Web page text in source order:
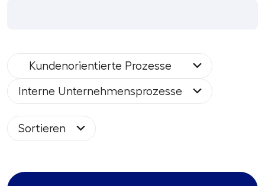
Kundenorientierte Prozesse
Interne Unternehmensprozesse
Sortieren